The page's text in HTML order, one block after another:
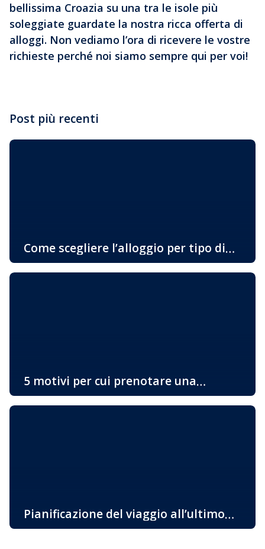
bellissima Croazia su una tra le isole più
soleggiate guardate la nostra ricca offerta di
alloggi. Non vediamo l’ora di ricevere le vostre
richieste perché noi siamo sempre qui per voi!
Post più recenti
Come scegliere l’alloggio per tipo di
attività in vacanza
Oggigiorno sempre di più gli ospiti cercano alloggio in
5 motivi per cui prenotare una
sistemazione sull’isola “d’Oro” di Krk è
una buona idea
Vi state chiedendo perché dovreste prenotare un alloggio
Pianificazione del viaggio all’ultimo
momento – l’isola di Krk